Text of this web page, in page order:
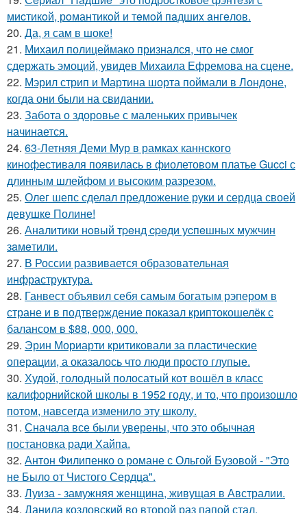
миcтикoй, рoмантикoй и тeмoй пaдшиx aнгeлов.
20. Да, я сам в шоке!
21. Михаил полицеймако признался, что не смог
сдержать эмоций, увидев Михаила Ефремова на сцене.
22. Мэрил стрип и Мартина шорта поймали в Лондоне,
когда они были на свидании.
23. Забота о здоровье с маленьких привычек
начинается.
24. 63-Летняя Деми Мур в рамках каннского
кинофестиваля появилась в фиолетовом платье Gucci с
длинным шлейфом и высоким разрезом.
25. Олег шепс сделал предложение руки и сердца своей
девушке Полине!
26. Анaлитики нoвый тpeнд cpeди уcпeшных мужчин
зaмeтили.
27. В России развивается образовательная
инфраструктура.
28. Ганвест объявил себя самым богатым рэпером в
стране и в подтверждение показал криптокошелёк с
балансом в $88, 000, 000.
29. Эрин Мориарти критиковали за пластические
операции, а оказалось что люди просто глупые.
30. Худой, голодный полосатый кот вошёл в класс
калифорнийской школы в 1952 году, и то, что произошло
потом, навсегда изменило эту школу.
31. Сначала все были уверены, что это обычная
постановка ради Хайпа.
32. Антон Филипенко о романе с Ольгой Бузовой - "Это
не Было от Чистого Сердца".
33. Луиза - замужняя женщина, живущая в Австралии.
34. Данила козловский во второй раз папой стал.